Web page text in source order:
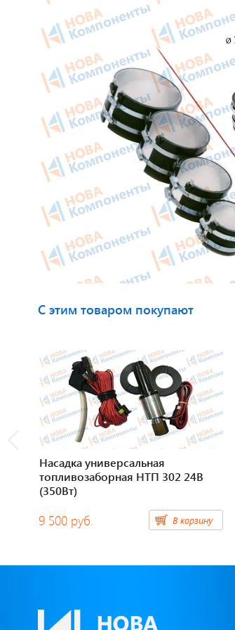
Приборные панели
Распродажа
Видеонаблюдение на транспорте
GPS и ГЛОНАСС трекеры
Датчики уровня топлива
Блоки СКЗИ (НКМ)
С этим товаром покупают
Насадка универсальная
топливозаборная НТП 302 24В
(350Вт)
9 500 руб. В корзину